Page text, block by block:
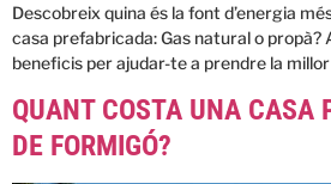
Descobreix quina és la font d’energia
casa prefabricada: Gas natural o propà?
beneficis per ajudar-te a prendre la
QUANT COSTA UNA CASA
DE FORMIGÓ?